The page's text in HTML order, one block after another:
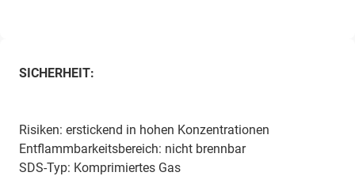
SICHERHEIT:
Risiken: erstickend in hohen Konzentrationen
Entflammbarkeitsbereich: nicht brennbar
SDS-Typ: Komprimiertes Gas